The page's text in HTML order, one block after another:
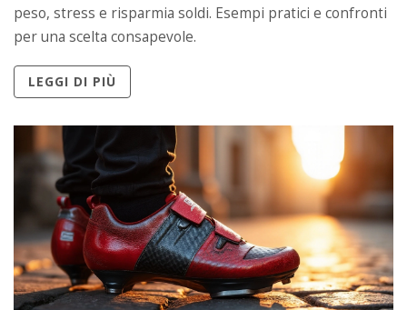
peso, stress e risparmia soldi. Esempi pratici e confronti
per una scelta consapevole.
LEGGI DI PIÙ